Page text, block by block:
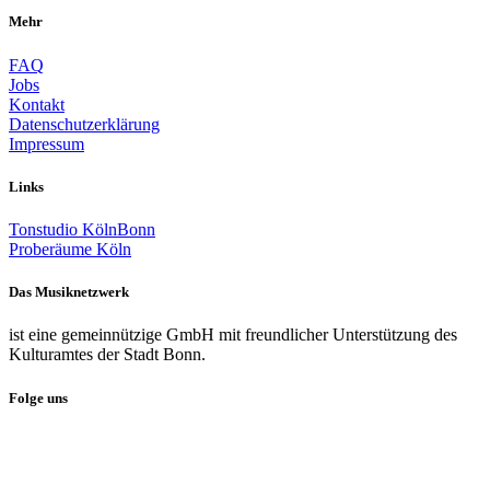
Mehr
FAQ
Jobs
Kontakt
Datenschutzerklärung
Impressum
Links
Tonstudio KölnBonn
Proberäume Köln
Das Musiknetzwerk
ist eine gemeinnützige GmbH mit freundlicher Unterstützung des
Kulturamtes der Stadt Bonn.
Folge uns